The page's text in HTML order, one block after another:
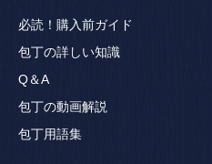
必読！購入前ガイド
包丁の詳しい知識
Q＆A
包丁の動画解説
包丁用語集